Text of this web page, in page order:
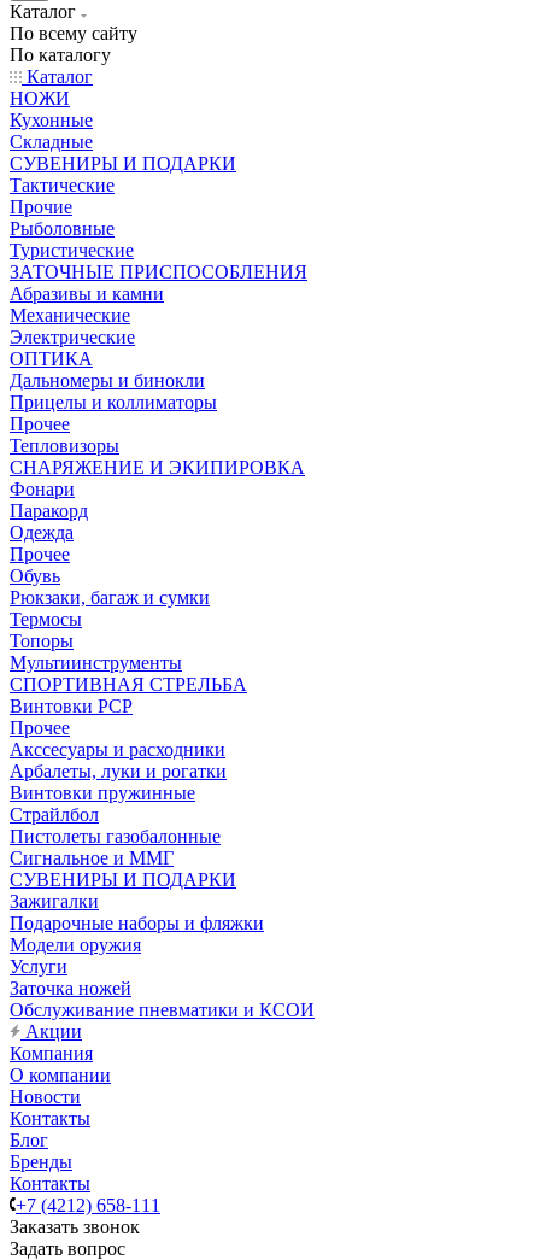
Каталог
По всему сайту
По каталогу
Каталог
НОЖИ
Кухонные
Складные
СУВЕНИРЫ И ПОДАРКИ
Тактические
Прочие
Рыболовные
Туристические
ЗАТОЧНЫЕ ПРИСПОСОБЛЕНИЯ
Абразивы и камни
Механические
Электрические
ОПТИКА
Дальномеры и бинокли
Прицелы и коллиматоры
Прочее
Тепловизоры
СНАРЯЖЕНИЕ И ЭКИПИРОВКА
Фонари
Паракорд
Одежда
Прочее
Обувь
Рюкзаки, багаж и сумки
Термосы
Топоры
Мультиинструменты
СПОРТИВНАЯ СТРЕЛЬБА
Винтовки PCP
Прочее
Акссесуары и расходники
Арбалеты, луки и рогатки
Винтовки пружинные
Страйлбол
Пистолеты газобалонные
Сигнальное и ММГ
СУВЕНИРЫ И ПОДАРКИ
Зажигалки
Подарочные наборы и фляжки
Модели оружия
Услуги
Заточка ножей
Обслуживание пневматики и КСОИ
Акции
Компания
О компании
Новости
Контакты
Блог
Бренды
Контакты
+7 (4212) 658-111
Заказать звонок
Задать вопрос